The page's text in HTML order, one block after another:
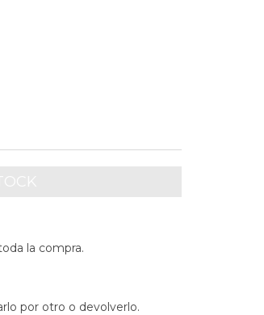
la compra.
por otro o devolverlo.